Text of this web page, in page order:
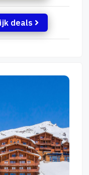
deals